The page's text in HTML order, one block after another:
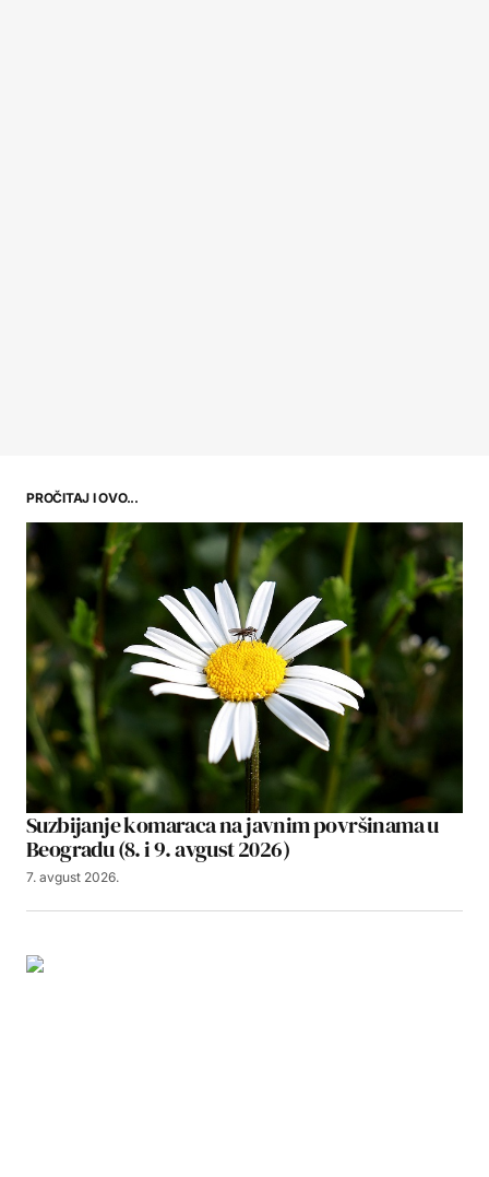
PROČITAJ I OVO...
Suzbijanje komaraca na javnim površinama u
Beogradu (8. i 9. avgust 2026)
7. avgust 2026.